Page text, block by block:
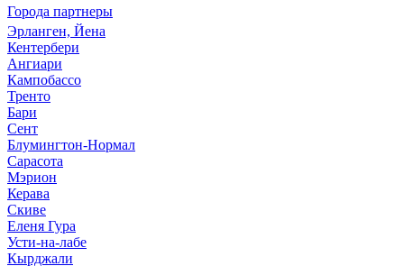
Города партнеры
Эрланген, Йена
Кентербери
Ангиари
Кампобассо
Тренто
Бари
Сент
Блумингтон-Нормал
Сарасота
Мэрион
Керава
Скиве
Еленя Гура
Усти-на-лабе
Кырджали